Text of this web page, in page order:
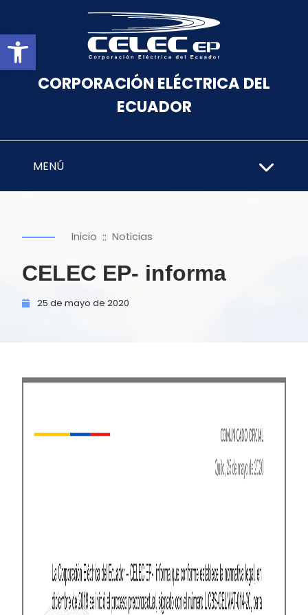
Abrir barra de herramientas
CORPORACIÓN ELÉCTRICA DEL
ECUADOR
MENÚ
Inicio :: Noticias
CELEC EP- informa
25 de mayo de 2020